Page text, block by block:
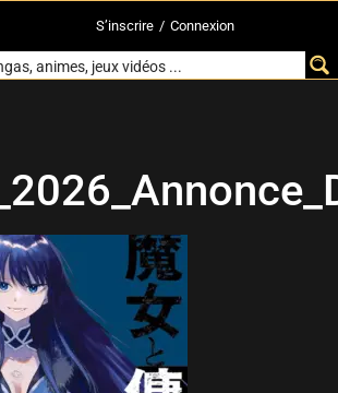
S’inscrire / Connexion